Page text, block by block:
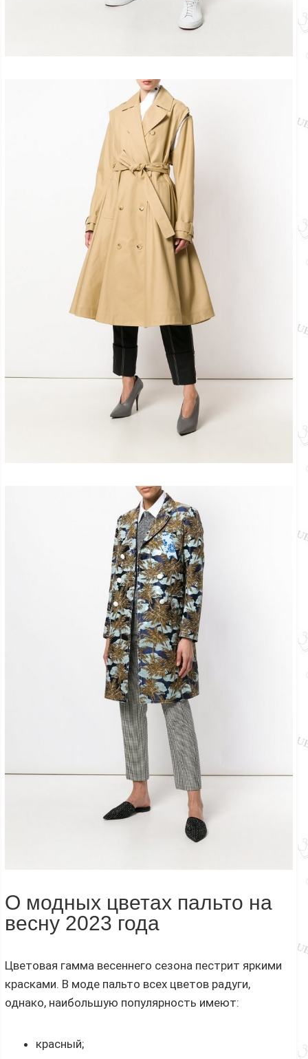
О модных цветах пальто на
весну 2023 года
Цветовая гамма весеннего сезона пестрит яркими
красками. В моде пальто всех цветов радуги,
однако, наибольшую популярность имеют:
красный;